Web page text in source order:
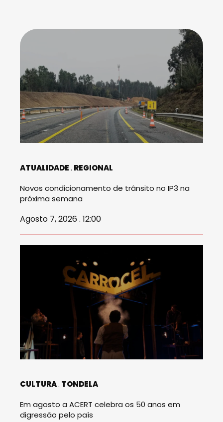
ATUALIDADE REGIONAL
Novos condicionamento de trânsito no IP3 na
próxima semana
Agosto 7, 2026 . 12:00
CULTURA TONDELA
Em agosto a ACERT celebra os 50 anos em
digressão pelo país